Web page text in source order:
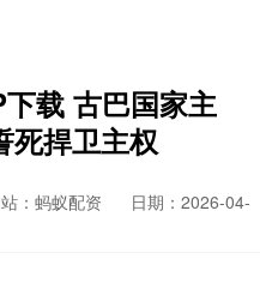
载 古巴国家主
死捍卫主权
：蚂蚁配资
日期：2026-04-